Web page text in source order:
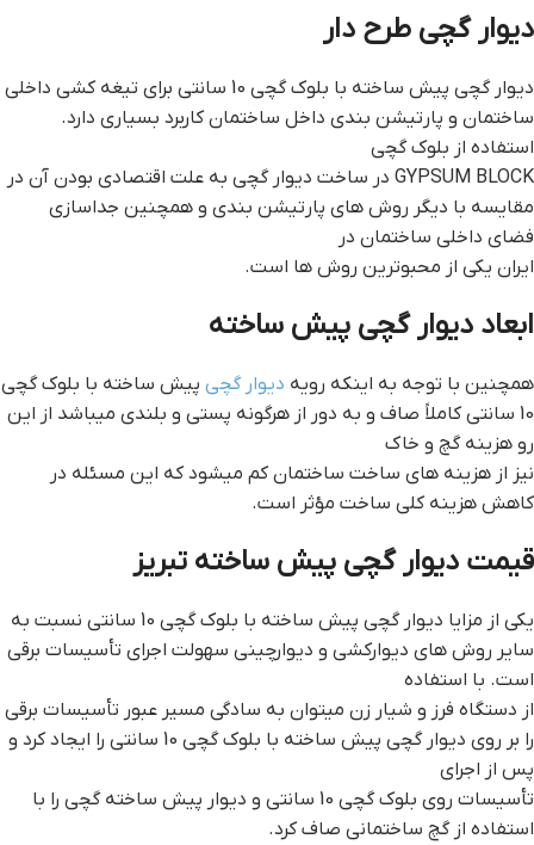
ديوار گچي طرح دار
دیوار گچی پیش ساخته با بلوک گچی 10 سانتی برای تیغه کشی داخلی
ساختمان و پارتیشن بندی داخل ساختمان کاربرد بسیاری دارد.
استفاده از بلوک گچی
GYPSUM BLOCK در ساخت دیوار گچی به علت اقتصادی بودن آن در
مقایسه با دیگر روش های پارتیشن بندی و همچنین جداسازی
فضای داخلی ساختمان در
ایران یکی از محبوترین روش ها است.
ابعاد ديوار گچي پيش ساخته
همچنین با توجه به اینکه رویه دیوار گچی پیش ساخته با بلوک گچی
10 سانتی کاملاً صاف و به دور از هرگونه پستی و بلندی میباشد از این
رو هزینه گچ و خاک
نیز از هزینه های ساخت ساختمان کم میشود که این مسئله در
کاهش هزینه کلی ساخت مؤثر است.
قيمت ديوار گچي پيش ساخته تبريز
یکی از مزایا دیوار گچی پیش ساخته با بلوک گچی 10 سانتی نسبت به
سایر روش های دیوارکشی و دیوارچینی سهولت اجرای تأسیسات برقی
است. با استفاده
از دستگاه فرز و شیار زن میتوان به سادگی مسیر عبور تأسیسات برقی
را بر روی دیوار گچی پیش ساخته با بلوک گچی 10 سانتی را ایجاد کرد و
پس از اجرای
تأسیسات روی بلوک گچی 10 سانتی و دیوار پیش ساخته گچی را با
استفاده از گچ ساختمانی صاف کرد.